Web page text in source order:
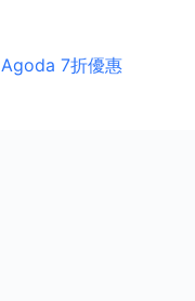
Agoda 7折優惠